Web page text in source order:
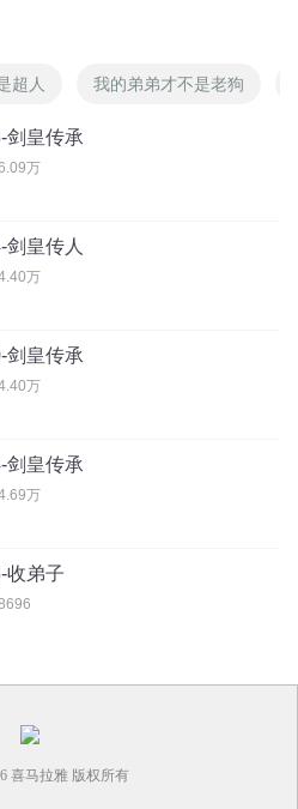
超人 我的弟弟才不是老狗
剑皇传承
万
皇传人
万
剑皇传承
万
剑皇传承
万
收弟子
喜马拉雅 版权所有